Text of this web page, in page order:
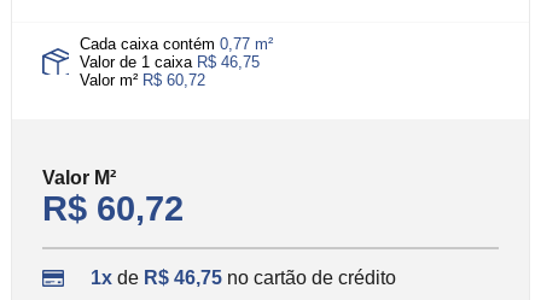
Cada caixa contém 0,77 m²
Valor de 1 caixa R$ 46,75
Valor m² R$ 60,72
Valor M²
R$ 60,72
1xde R$ 46,75 no cartão de crédito